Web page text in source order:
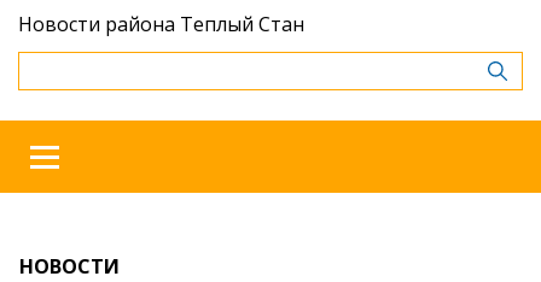
Новости района Теплый Стан
НОВОСТИ